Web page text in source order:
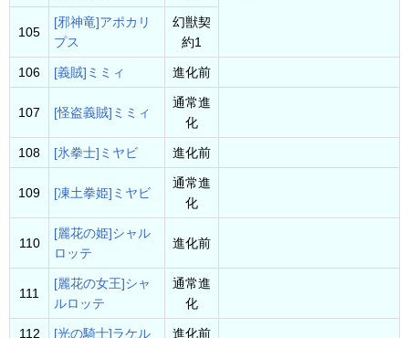
105
[邪神竜]アポカリ
プス
幻獣契
約1
106 [義賊]ミミィ 進化前
107 [怪盗義賊]ミミィ
通常進
化
108 [氷拳士]ミヤビ 進化前
109 [凍土拳姫]ミヤビ
通常進
化
110
[麗花の姫]シャル
ロッテ
進化前
111
[麗花の女王]シャ
ルロッテ
通常進
化
112 [光の騎士]ラケル 進化前